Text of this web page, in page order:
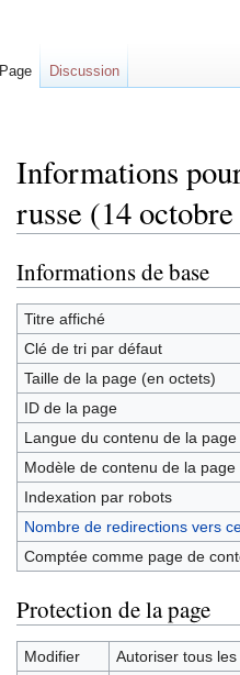
Informations
russe (14
Sauter
à
la
navigation
Sauter
à
la
recherche
Informations de base
Titre affiché
Clé de tri par défaut
Taille de la page (en octets)
ID de la page
Langue du contenu de la page
Modèle de contenu de la page
Indexation par robots
Nombre de redirections vers
Comptée comme page de
Protection de la page
Modifier
Autoriser tous
Page Discussion